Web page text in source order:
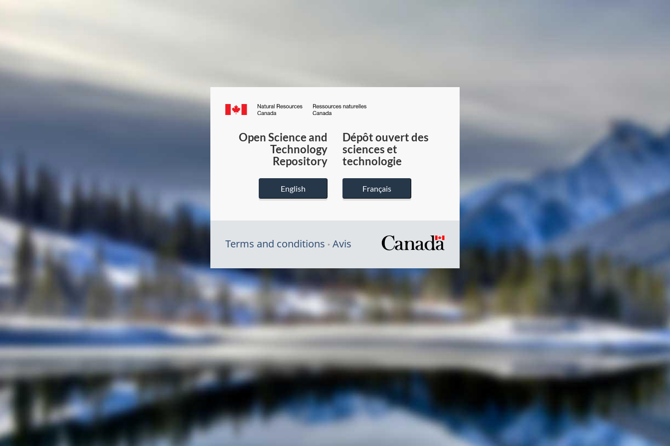
Canada.ca
du
Canada
Open Science and
Technology
Repository
English
Dépôt ouvert des
sciences et
technologie
Français
Terms and conditions Avis
/
gouvernement
du
Canada